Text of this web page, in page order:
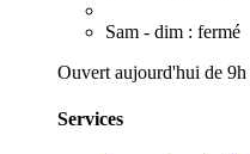
Sam - dim : fermé
Ouvert aujourd'hui de 9h
Services